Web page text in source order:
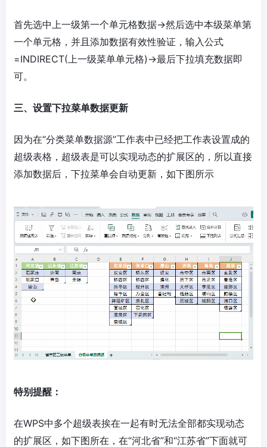
首先选中上一级第一个单元格数据→然后选中本级菜单第
一个单元格，并且添加数据有效性验证，输入公式
=INDIRECT(上一级菜单单元格)→最后下拉填充数据即
可。
三、设置下拉菜单数据更新
因为在“分类菜单数据源”工作表中已经把工作表设置成的
超级表格，超级表是可以实现动态的扩展区的，所以直接
添加数据后，下拉菜单会自动更新，如下图所示
特别提醒：
在WPS中多个超级表挨在一起有时无法全部都实现动态
的扩展区，如下图所在，在“河北省”和“江苏省”下面就可